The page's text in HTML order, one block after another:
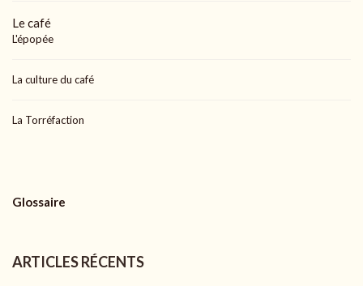
Le café
L'épopée
La culture du café
La Torréfaction
Glossaire
ARTICLES RÉCENTS